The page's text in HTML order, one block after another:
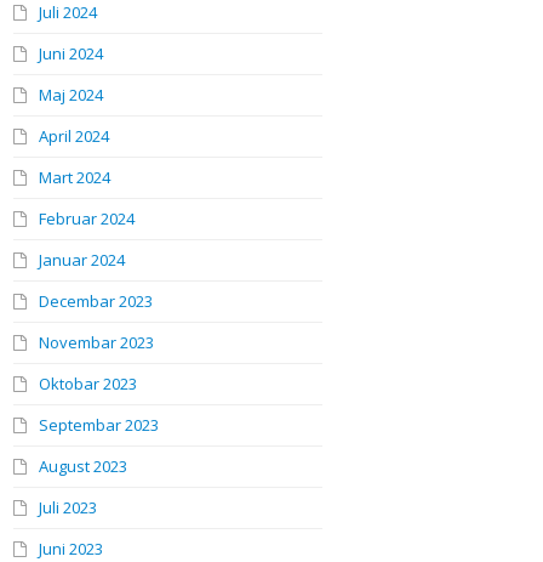
Juli 2024
Juni 2024
Maj 2024
April 2024
Mart 2024
Februar 2024
Januar 2024
Decembar 2023
Novembar 2023
Oktobar 2023
Septembar 2023
August 2023
Juli 2023
Juni 2023